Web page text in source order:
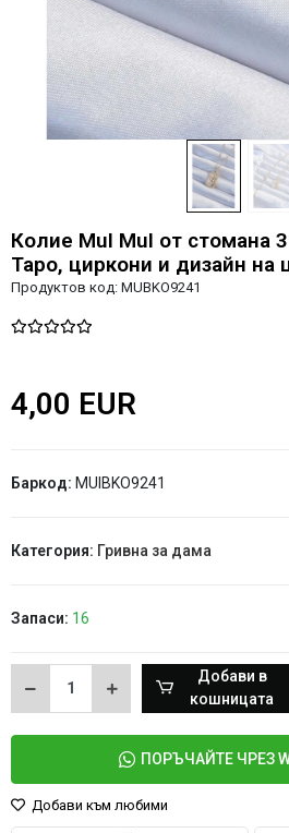
Колие MuI MuI от стомана
Таро, циркони и дизайн на
Продуктов код: MUBKO9241
4,00 EUR
Баркод: MUIBKO9241
Категория: Гривна за дама
Запаси: 16
Добави в
кошницата
ПОРЪЧАЙТЕ ЧРЕЗ
Добави към любими